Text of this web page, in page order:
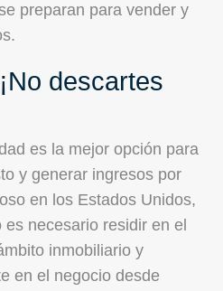
preparan para vender y
descartes
es la mejor opción para
y generar ingresos por
en los Estados Unidos,
necesario residir en el
inmobiliario y
en el negocio desde